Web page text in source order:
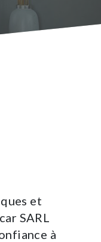
et
SARL
à